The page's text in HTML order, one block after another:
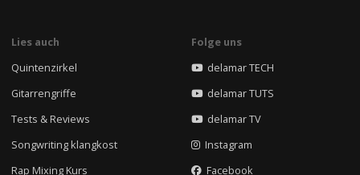
Lies auch
Quintenzirkel
Gitarrengriffe
Tests & Reviews
Songwriting klangkost
Rap Mixing Kurs
Folge uns
delamar TECH
delamar TUTS
delamar TV
Instagram
Facebook